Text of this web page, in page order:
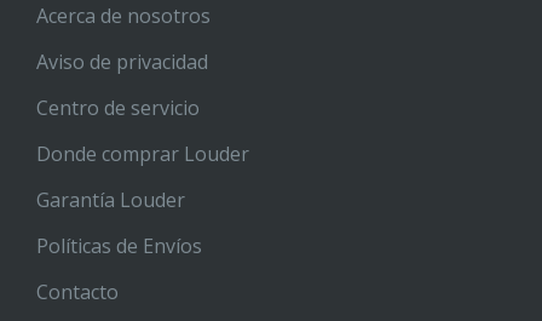
Acerca de nosotros
Aviso de privacidad
Centro de servicio
Donde comprar Louder
Garantía Louder
Políticas de Envíos
Contacto